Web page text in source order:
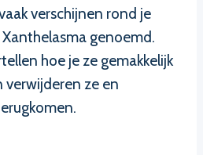
verschijnen rond je
genoemd.
hoe je ze gemakkelijk
verwijderen ze en